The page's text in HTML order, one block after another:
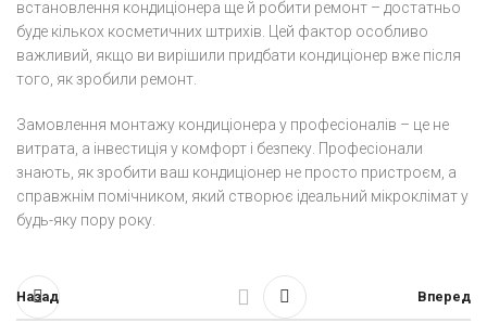
встановлення кондиціонера ще й робити ремонт – достатньо
буде кількох косметичних штрихів. Цей фактор особливо
важливий, якщо ви вирішили придбати кондиціонер вже після
того, як зробили ремонт.
Замовлення монтажу кондиціонера у професіоналів – це не
витрата, а інвестиція у комфорт і безпеку. Професіонали
знають, як зробити ваш кондиціонер не просто пристроєм, а
справжнім помічником, який створює ідеальний мікроклімат у
будь-яку пору року.
Назад Вперед